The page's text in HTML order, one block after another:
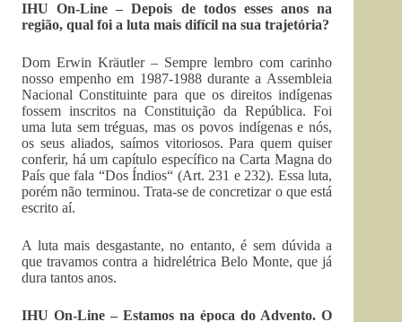
IHU On-Line – Depois de todos esses anos na
região, qual foi a luta mais difícil na sua trajetória?
Dom Erwin Kräutler – Sempre lembro com carinho
nosso empenho em 1987-1988 durante a Assembleia
Nacional Constituinte para que os direitos indígenas
fossem inscritos na Constituição da República. Foi
uma luta sem tréguas, mas os povos indígenas e nós,
os seus aliados, saímos vitoriosos. Para quem quiser
conferir, há um capítulo específico na Carta Magna do
País que fala “Dos Índios“ (Art. 231 e 232). Essa luta,
porém não terminou. Trata-se de concretizar o que está
escrito aí.
A luta mais desgastante, no entanto, é sem dúvida a
que travamos contra a hidrelétrica Belo Monte, que já
dura tantos anos.
IHU On-Line – Estamos na época do Advento. O